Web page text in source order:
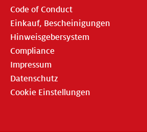
Code of Conduct
Einkauf, Bescheinigungen
Hinweisgebersystem
Compliance
Impressum
Datenschutz
Cookie Einstellungen